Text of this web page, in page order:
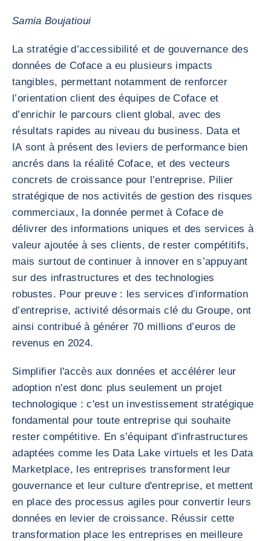
Samia Boujatioui
La stratégie d’accessibilité et de gouvernance des
données de Coface a eu plusieurs impacts
tangibles, permettant notamment de renforcer
l’orientation client des équipes de Coface et
d’enrichir le parcours client global, avec des
résultats rapides au niveau du business. Data et
IA sont à présent des leviers de performance bien
ancrés dans la réalité Coface, et des vecteurs
concrets de croissance pour l’entreprise. Pilier
stratégique de nos activités de gestion des risques
commerciaux, la donnée permet à Coface de
délivrer des informations uniques et des services à
valeur ajoutée à ses clients, de rester compétitifs,
mais surtout de continuer à innover en s’appuyant
sur des infrastructures et des technologies
robustes. Pour preuve : les services d’information
d’entreprise, activité désormais clé du Groupe, ont
ainsi contribué à générer 70 millions d’euros de
revenus en 2024.
Simplifier l'accès aux données et accélérer leur
adoption n'est donc plus seulement un projet
technologique : c'est un investissement stratégique
fondamental pour toute entreprise qui souhaite
rester compétitive. En s’équipant d’infrastructures
adaptées comme les Data Lake virtuels et les Data
Marketplace, les entreprises transforment leur
gouvernance et leur culture d'entreprise, et mettent
en place des processus agiles pour convertir leurs
données en levier de croissance. Réussir cette
transformation place les entreprises en meilleure